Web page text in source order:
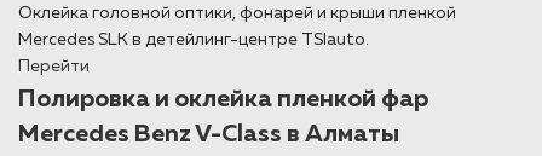
Оклейка головной оптики, фонарей и крыши пленкой
Mercedes SLK в детейлинг-центре TSIauto.
Перейти
Полировка и оклейка пленкой фар
Mercedes Benz V-Class в Алматы